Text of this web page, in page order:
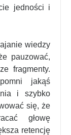
jedności i
wiedzy
pauzować,
fragmenty.
jakąś
i szybko
się, że
głowę
retencję